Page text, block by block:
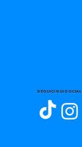
SEGUICI SUI SOCIAL